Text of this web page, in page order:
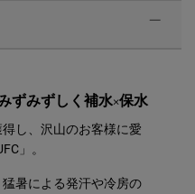
ずみずしく補水×保水
し、沢山のお客様に愛
」。
暑による発汗や冷房の